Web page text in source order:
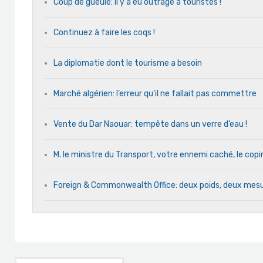
Coup de gueule: il y a eu outrage à touristes !
Continuez à faire les coqs !
La diplomatie dont le tourisme a besoin
Marché algérien: l’erreur qu’il ne fallait pas commettre
Vente du Dar Naouar: tempête dans un verre d’eau !
M. le ministre du Transport, votre ennemi caché, le
Foreign & Commonwealth Office: deux poids, deux